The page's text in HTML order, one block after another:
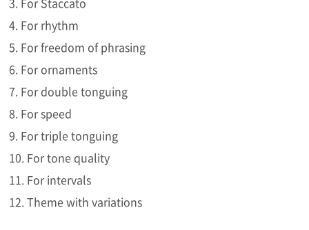
4. For rhythm
5. For freedom of phrasing
6. For ornaments
7. For double tonguing
8. For speed
9. For triple tonguing
10. For tone quality
11. For intervals
12. Theme with variations